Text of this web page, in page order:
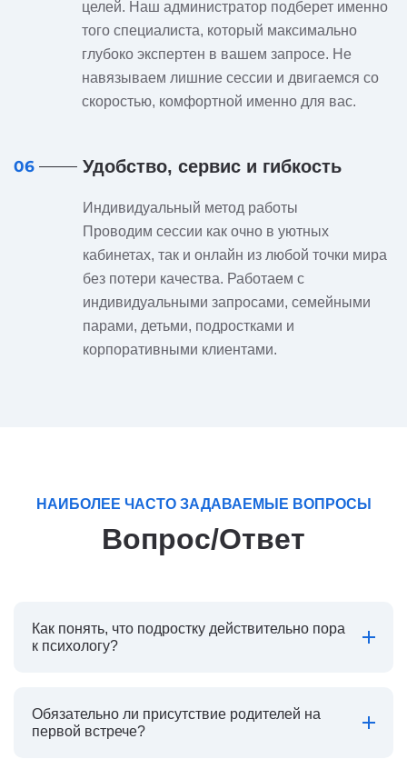
целей. Наш администратор подберет именно
того специалиста, который максимально
глубоко экспертен в вашем запросе. Не
навязываем лишние сессии и двигаемся со
скоростью, комфортной именно для вас.
06 Удобство, сервис и гибкость
Индивидуальный метод работы
Проводим сессии как очно в уютных
кабинетах, так и онлайн из любой точки мира
без потери качества. Работаем с
индивидуальными запросами, семейными
парами, детьми, подростками и
корпоративными клиентами.
НАИБОЛЕЕ ЧАСТО ЗАДАВАЕМЫЕ ВОПРОСЫ
Вопрос/Ответ
Как понять, что подростку действительно пора
к психологу?
Обязательно ли присутствие родителей на
первой встрече?